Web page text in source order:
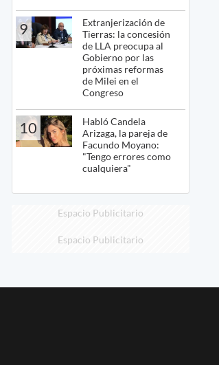
9
Extranjerización de
Tierras: la concesión
de LLA preocupa al
Gobierno por las
próximas reformas
de Milei en el
Congreso
10
Habló Candela
Arizaga, la pareja de
Facundo Moyano:
"Tengo errores como
cualquiera"
Espacio Publicitario
Espacio Publicitario